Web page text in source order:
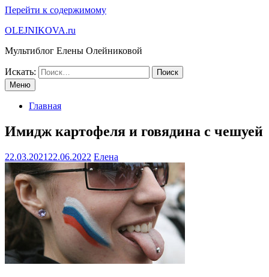
Перейти к содержимому
OLEJNIKOVA.ru
Мультиблог Елены Олейниковой
Искать:
Меню
Главная
Имидж картофеля и говядина с чешуей
22.03.2021 22.06.2022 Елена